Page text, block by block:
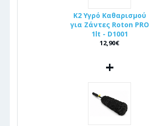
K2 Υγρό Καθαρισμού
για Ζάντες Roton PRO
1lt - D1001
12,90€
+